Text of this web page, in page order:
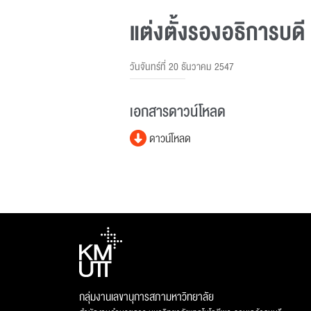
แต่งตั้งรองอธิการบดี
วันจันทร์ที่ 20 ธันวาคม 2547
เอกสารดาวน์โหลด
ดาวน์โหลด
กลุ่มงานเลขานุการสภามหาวิทยาลัย